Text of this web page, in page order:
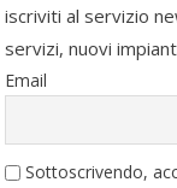
iscriviti al servizio
servizi, nuovi
Email
Sottoscrivendo,